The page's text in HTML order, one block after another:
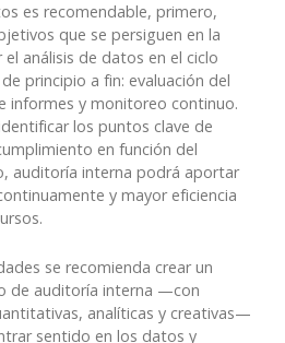
es recomendable, primero,
que se persiguen en la
análisis de datos en el ciclo
principio a fin: evaluación del
informes y monitoreo continuo.
los puntos clave de
en función del
auditoría interna podrá aportar
y mayor eficiencia
se recomienda crear un
de auditoría interna —con
analíticas y creativas—
sentido en los datos y